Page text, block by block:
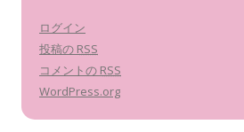
ログイン
投稿の RSS
コメントの RSS
WordPress.org